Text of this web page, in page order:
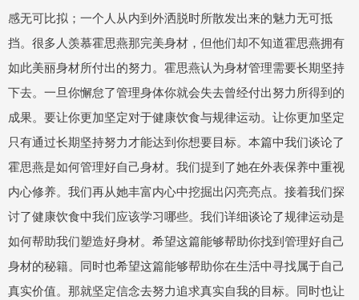
感无可比拟；一个人从内到外洒脱时所散发出来的魅力无可抵
挡。很多人羡慕霍思燕那完美身材，但他们却不知道霍思燕拥有
如此美丽身材所付出的努力。霍思燕认为身材管理需要长期坚持
下去。一旦你懈怠了管理身体你就会失去曾经付出努力所得到的
成果。要让你更加坚定对于健康饮食与规律运动。让你更加坚定
只有通过长期坚持努力才能达到你想要目标。本篇中我们谈论了
霍思燕是如何管理好自己身材。我们提到了她在外表保养中重视
内心修养。我们再从她丰富内心中挖掘出闪亮亮点。接着我们探
讨了健康饮食中我们应该学习哪些。我们详细谈论了规律运动是
如何帮助我们塑造好身材。希望这篇能够帮助你找到管理好自己
身材的秘籍。同时也希望这篇能够帮助你在生活中寻找属于自己
真实价值。那就坚定信念去努力追求真实自我的目标。同时也让